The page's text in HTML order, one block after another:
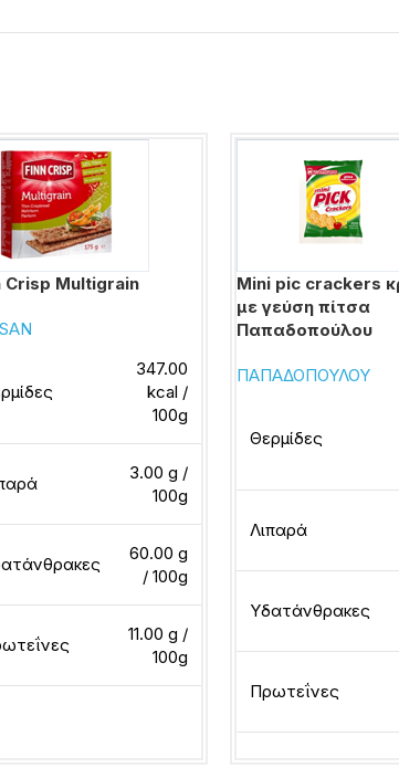
Crisp Multigrain
347.00
kcal /
100g
3.00 g /
100g
60.00 g
/ 100g
11.00 g /
100g
Mini pic crackers
με γεύση πίτσα
Παπαδοπούλου
ΠΑΠΑΔΟΠΟΥΛΟΥ
Θερμίδες
Λιπαρά
Υδατάνθρακες
Πρωτεΐνες